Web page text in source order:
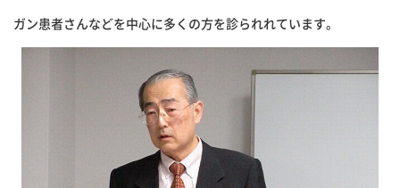
ガン患者さんなどを中心に多くの方を診られれています。